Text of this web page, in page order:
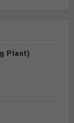
Plant)